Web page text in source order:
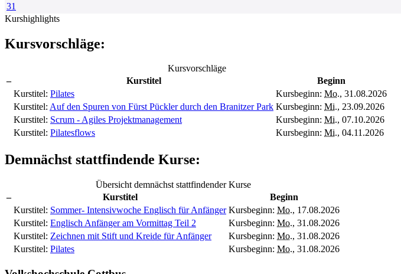
31
Kurshighlights
Kursvorschläge:
Kursvorschläge
–
Kurstitel
Beginn
Kurstitel: Pilates Kursbeginn: Mo., 31.08.2026
Kurstitel: Auf den Spuren von Fürst Pückler durch den Branitzer Park Kursbeginn: Mi., 23.09.2026
Kurstitel: Scrum - Agiles Projektmanagement Kursbeginn: Mi., 07.10.2026
Kurstitel: Pilatesflows Kursbeginn: Mi., 04.11.2026
Demnächst stattfindende Kurse:
Übersicht demnächst stattfindender Kurse
–
Kurstitel
Beginn
Kurstitel: Sommer- Intensivwoche Englisch für Anfänger Kursbeginn: Mo., 17.08.2026
Kurstitel: Englisch Anfänger am Vormittag Teil 2 Kursbeginn: Mo., 31.08.2026
Kurstitel: Zeichnen mit Stift und Kreide für Anfänger Kursbeginn: Mo., 31.08.2026
Kurstitel: Pilates Kursbeginn: Mo., 31.08.2026